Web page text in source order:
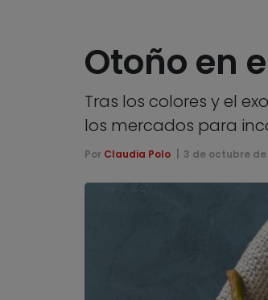
Otoño en
Tras los colores y el
los mercados para
Por Claudia Polo 3 de octubre de